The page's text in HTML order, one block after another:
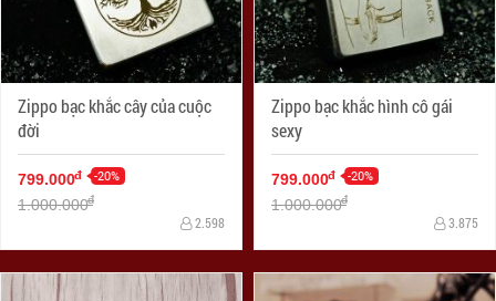
Zippo bạc khắc cây của cuộc
đời
799.000đ -20%
1.000.000đ
2.598
Zippo bạc khắc hình cô gái
sexy
799.000đ -20%
1.000.000đ
3.875